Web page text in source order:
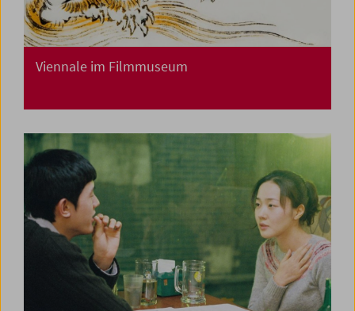
Viennale im Filmmuseum